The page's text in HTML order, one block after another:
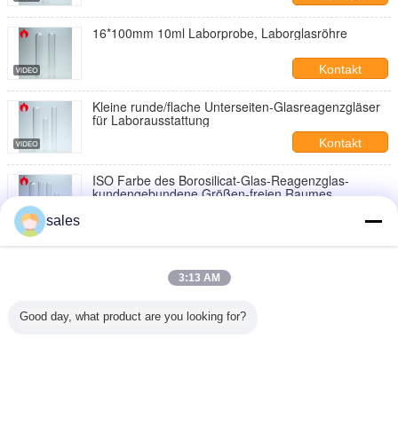
16*100mm 10ml Laborprobe, Laborglasröhre
Kontakt
Kleine runde/flache Unterseiten-Glasreagenzgläser
für Laborausstattung
Kontakt
ISO Farbe des Borosilicat-Glas-Reagenzglas-
kundengebundene Größen-freien Raumes
Oberflächenbehandlung für Seidenbildschirmdruck
Glasreagenzglas mit Korken-Stopper für
sales
3:13 AM
Good day, what product are you looking for?